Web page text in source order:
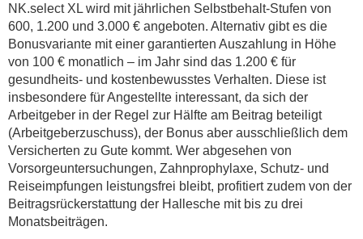
NK.select XL wird mit jährlichen Selbstbehalt-Stufen von
600, 1.200 und 3.000 € angeboten. Alternativ gibt es die
Bonusvariante mit einer garantierten Auszahlung in Höhe
von 100 € monatlich – im Jahr sind das 1.200 € für
gesundheits- und kostenbewusstes Verhalten. Diese ist
insbesondere für Angestellte interessant, da sich der
Arbeitgeber in der Regel zur Hälfte am Beitrag beteiligt
(Arbeitgeberzuschuss), der Bonus aber ausschließlich dem
Versicherten zu Gute kommt. Wer abgesehen von
Vorsorgeuntersuchungen, Zahnprophylaxe, Schutz- und
Reiseimpfungen leistungsfrei bleibt, profitiert zudem von der
Beitragsrückerstattung der Hallesche mit bis zu drei
Monatsbeiträgen.